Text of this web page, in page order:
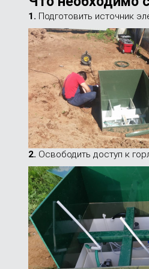
1. Подготовить источник
2. Освободить доступ к